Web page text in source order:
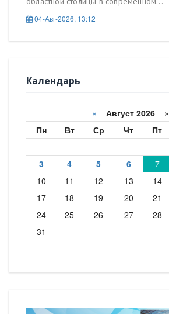
04-Авг-2026, 13:12
Календарь
« Август 2026 »
Пн
Вт Ср Чт Пт
3
4 5 6 7
10
11 12 13 14
17
18 19 20 21
24
25 26 27 28
31